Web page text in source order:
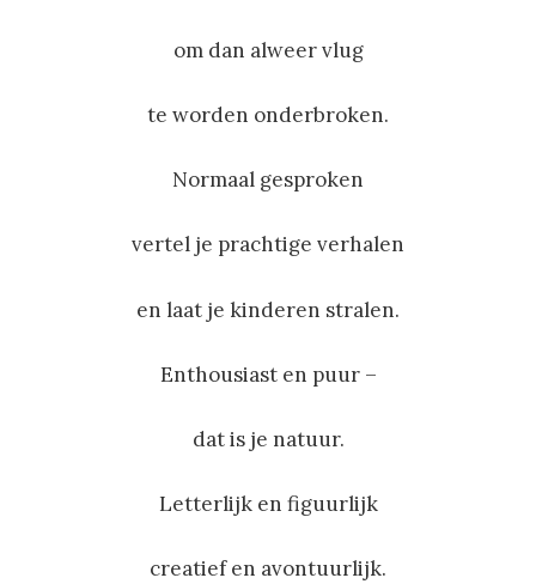
om dan alweer vlug
te worden onderbroken.
Normaal gesproken
vertel je prachtige verhalen
en laat je kinderen stralen.
Enthousiast en puur –
dat is je natuur.
Letterlijk en figuurlijk
creatief en avontuurlijk.